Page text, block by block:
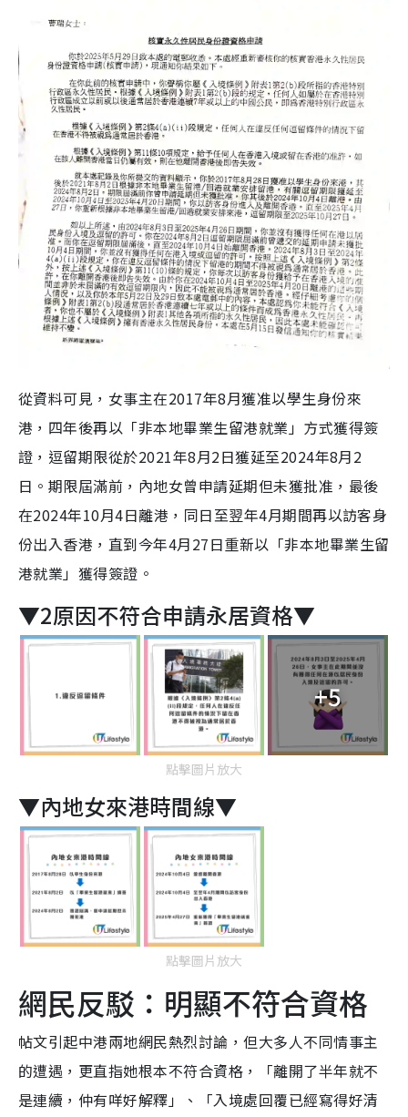
從資料可見，女事主在2017年8月獲准以學生身份來
港，四年後再以「非本地畢業生留港就業」方式獲得簽
證，逗留期限從於2021年8月2日獲延至2024年8月2
日。期限屆滿前，內地女曾申請延期但未獲批准，最後
在2024年10月4日離港，同日至翌年4月期間再以訪客身
份出入香港，直到今年4月27日重新以「非本地畢業生留
港就業」獲得簽證。
▼2原因不符合申請永居資格▼
+5
點擊圖片放大
▼內地女來港時間線▼
點擊圖片放大
網民反駁：明顯不符合資格
帖文引起中港兩地網民熱烈討論，但大多人不同情事主
的遭遇，更直指她根本不符合資格，「離開了半年就不
是連續，仲有咩好解釋」、「入境處回覆已經寫得好清